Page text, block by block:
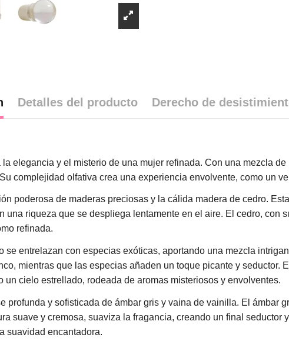
Detalles del producto Derecho de
elegancia y el misterio de una mujer refinada. Con una mezcla
complejidad olfativa crea una experiencia envolvente, como un
poderosa de maderas preciosas y la cálida madera de cedro.
una riqueza que se despliega lentamente en el aire. El cedro, con
refinada.
entrelazan con especias exóticas, aportando una mezcla
mientras que las especias añaden un toque picante y seductor.
cielo estrellado, rodeada de aromas misteriosos y envolventes.
y sofisticada de ámbar gris y vaina de vainilla. El ámbar
suave y cremosa, suaviza la fragancia, creando un final
suavidad encantadora.